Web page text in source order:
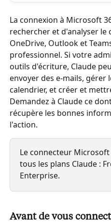
La connexion à Microsoft
rechercher et d'analyser le
OneDrive, Outlook et
professionnel. Si votre
outils d'écriture, Claude
envoyer des e-mails, gérer
calendrier, et créer et
Demandez à Claude ce
récupère les bonnes
l'action.
Le connecteur
tous les plans Claude :
Enterprise.
Avant de vous